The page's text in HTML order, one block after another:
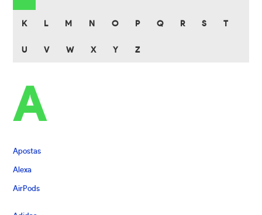
K L M N O P Q R S T
U V W X Y Z
A
Apostas
Alexa
AirPods